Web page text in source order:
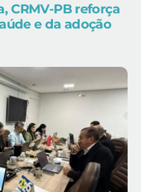
CRMV-PB reforça
e da adoção